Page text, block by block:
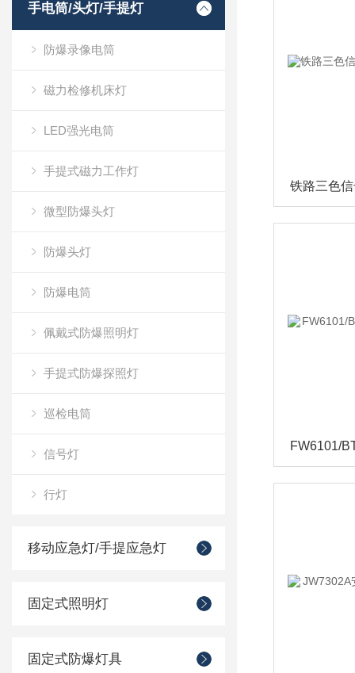
手电筒/头灯/手提灯
防爆录像电筒
磁力检修机床灯
LED强光电筒
手提式磁力工作灯
微型防爆头灯
防爆头灯
防爆电筒
佩戴式防爆照明灯
手提式防爆探照灯
巡检电筒
信号灯
行灯
移动应急灯/手提应急灯
固定式照明灯
固定式防爆灯具